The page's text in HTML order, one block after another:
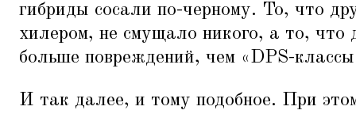
гибриды сосали по-черному. То, что
хилером, не смущало никого, а то, что
больше повреждений, чем «DPS-
И так далее, и тому подобное. При